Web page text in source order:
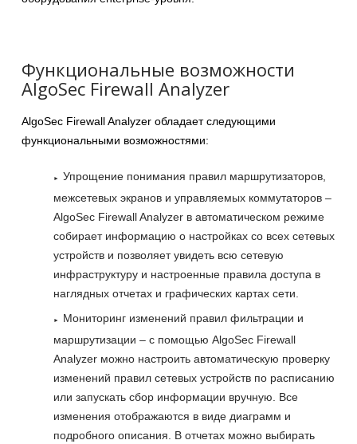
Функциональные возможности
AlgoSec Firewall Analyzer
AlgoSec Firewall Analyzer обладает следующими
функциональными возможностями:
Упрощение понимания правил маршрутизаторов,
межсетевых экранов и управляемых коммутаторов –
AlgoSec Firewall Analyzer в автоматическом режиме
собирает информацию о настройках со всех сетевых
устройств и позволяет увидеть всю сетевую
инфраструктуру и настроенные правила доступа в
наглядных отчетах и графических картах сети.
Мониторинг изменений правил фильтрации и
маршрутизации – с помощью AlgoSec Firewall
Analyzer можно настроить автоматическую проверку
изменений правил сетевых устройств по расписанию
или запускать сбор информации вручную. Все
изменения отображаются в виде диаграмм и
подробного описания. В отчетах можно выбирать